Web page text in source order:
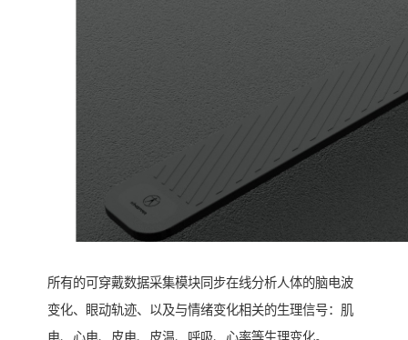
所有的可穿戴数据采集模块同步在线分析人体的脑电波
变化、眼动轨迹、以及与情绪变化相关的生理信号：肌